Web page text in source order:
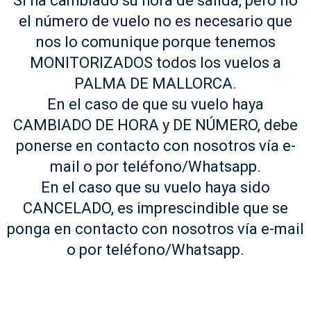
el número de vuelo no es necesario que
nos lo comunique porque tenemos
MONITORIZADOS todos los vuelos a
PALMA DE MALLORCA.
En el caso de que su vuelo haya
CAMBIADO DE HORA y DE NÚMERO, debe
ponerse en contacto con nosotros vía e-
mail o por teléfono/Whatsapp.
En el caso que su vuelo haya sido
CANCELADO, es imprescindible que se
ponga en contacto con nosotros vía e-mail
o por teléfono/Whatsapp.